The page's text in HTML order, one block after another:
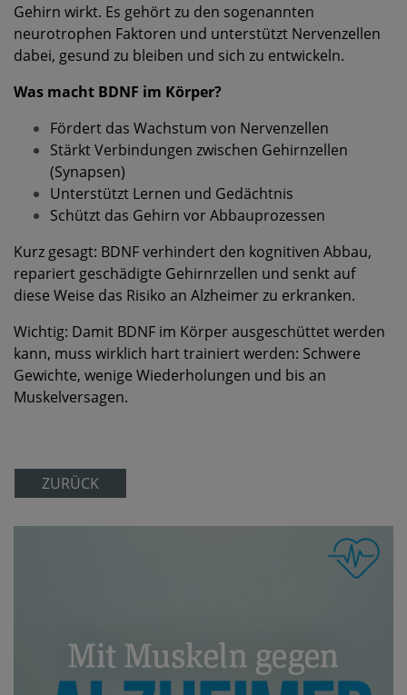
Gehirn wirkt. Es gehört zu den sogenannten
neurotrophen Faktoren und unterstützt Nervenzellen
dabei, gesund zu bleiben und sich zu entwickeln.
Was macht BDNF im Körper?
Fördert das Wachstum von Nervenzellen
Stärkt Verbindungen zwischen Gehirnzellen
(Synapsen)
Unterstützt Lernen und Gedächtnis
Schützt das Gehirn vor Abbauprozessen
Kurz gesagt: BDNF verhindert den kognitiven Abbau,
repariert geschädigte Gehirnrzellen und senkt auf
diese Weise das Risiko an Alzheimer zu erkranken.
Wichtig: Damit BDNF im Körper ausgeschüttet werden
kann, muss wirklich hart trainiert werden: Schwere
Gewichte, wenige Wiederholungen und bis an
Muskelversagen.
ZURÜCK